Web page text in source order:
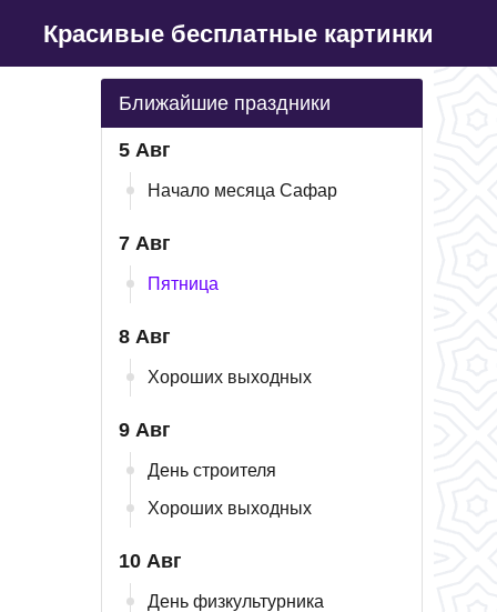
Красивые бесплатные картинки
Ближайшие праздники
5 Авг
Начало месяца Сафар
7 Авг
Пятница
8 Авг
Хороших выходных
9 Авг
День строителя
Хороших выходных
10 Авг
День физкультурника